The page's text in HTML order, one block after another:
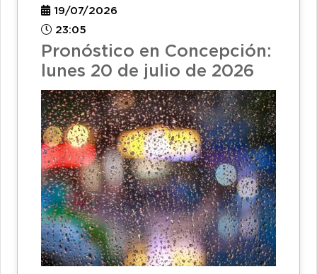
19/07/2026
23:05
Pronóstico en Concepción:
lunes 20 de julio de 2026